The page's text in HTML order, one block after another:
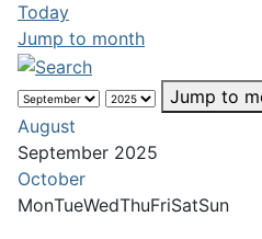
Today
Jump to month
Jump to
August
September 2025
October
MonTueWedThuFriSatSun